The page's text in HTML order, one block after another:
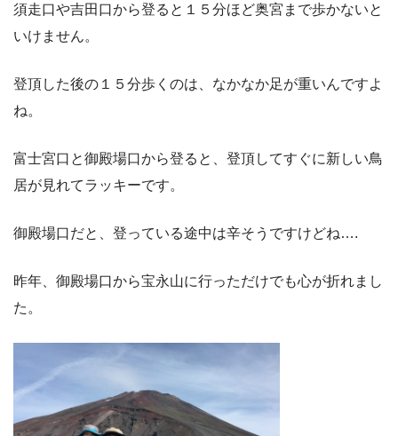
須走口や吉田口から登ると１５分ほど奥宮まで歩かないと
いけません。
登頂した後の１５分歩くのは、なかなか足が重いんですよ
ね。
富士宮口と御殿場口から登ると、登頂してすぐに新しい鳥
居が見れてラッキーです。
御殿場口だと、登っている途中は辛そうですけどね….
昨年、御殿場口から宝永山に行っただけでも心が折れまし
た。